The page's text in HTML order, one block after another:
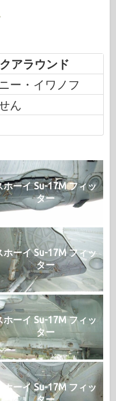
アラウンド
ー・イワノフ
ん
ホーイ Su-17M フィッ
ター
ホーイ Su-17M フィッ
ター
ホーイ Su-17M フィッ
ター
スホーイ Su-17M フィッ